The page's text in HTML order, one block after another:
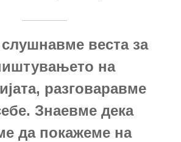
слушнавме веста за
на
разговаравме
Знаевме дека
да покажеме на